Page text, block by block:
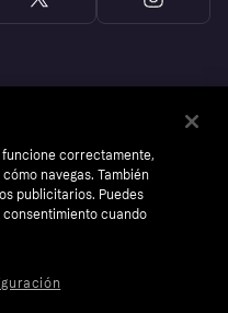
central: Stockholm, Sweden. Todos
46, 111 34 Stockholm.
funcione correctamente,
navegas. También
publicitarios. Puedes
cuando